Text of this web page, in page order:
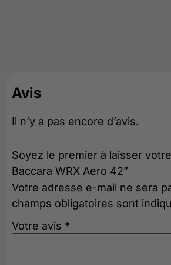
Avis
Il n’y a pas encore d’avis.
Soyez le premier à laisser
Baccara WRX Aero 42”
Votre adresse e-mail ne sera
champs obligatoires sont
Votre avis *